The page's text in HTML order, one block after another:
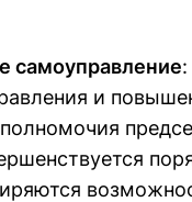
самоуправление
и